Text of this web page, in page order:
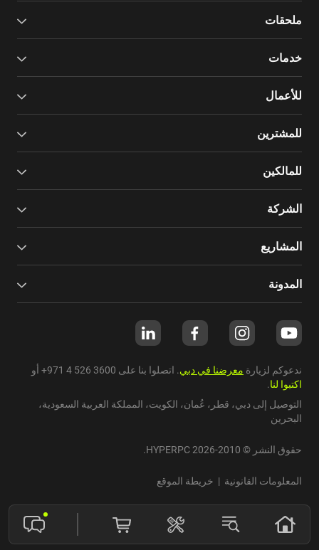
ملحقات
خدمات
للأعمال
للمشترين
للمالكين
الشركة
المشاريع
المدونة
ندعوكم لزيارة معرضنا في دبي. اتصلوا بنا على +971 4 526 3600 أو
اكتبوا لنا.
التوصيل إلى دبي، قطر ، عُمان، الكويت، المملكة العربية السعودية،
البحرين
حقوق النشر © 2010-2026 HYPERPC.
المعلومات القانونية | خريطة الموقع